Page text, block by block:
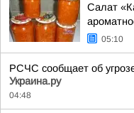
Салат
05:10
РСЧС сообщает об
Украина.ру
04:48